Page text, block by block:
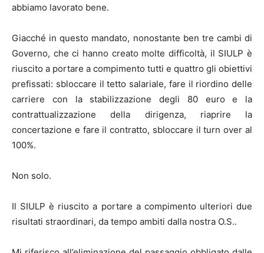
abbiamo lavorato bene.
Giacché in questo mandato, nonostante ben tre cambi di
Governo, che ci hanno creato molte difficoltà, il SIULP è
riuscito a portare a compimento tutti e quattro gli obiettivi
prefissati: sbloccare il tetto salariale, fare il riordino delle
carriere con la stabilizzazione degli 80 euro e la
contrattualizzazione della dirigenza, riaprire la
concertazione e fare il contratto, sbloccare il turn over al
100%.
Non solo.
Il SIULP è riuscito a portare a compimento ulteriori due
risultati straordinari, da tempo ambiti dalla nostra O.S..